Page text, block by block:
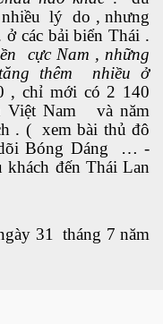
nhiều lý do , nhưng
các bải biển Thái .
cực Nam , những
thêm nhiều ở
, chỉ mới có 2 140
Việt Nam và năm
. ( xem bài thủ đô
dõi Bóng Dáng … -
khách đến Thái Lan
31 tháng 7 năm